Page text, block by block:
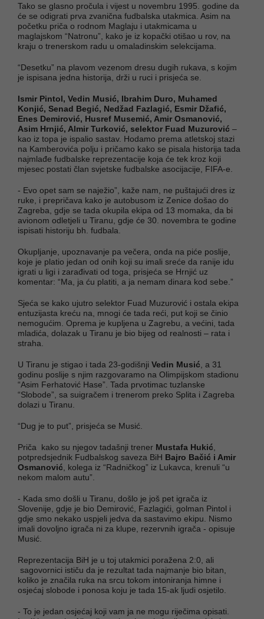
Tako se glasno pročula i vijest u novembru 1995. godine da
će se odigrati prva zvanična fudbalska utakmica. Asim na
početku priča o rodnom Maglaju i utakmicama u
maglajskom “Natronu”, kako je iz kopački otišao u rov, na
kraju o trenerskom radu u omaladinskim selekcijama.
“Desetku” na plavom vezenom dresu dugih rukava, s kojim
je ispisana jedna historija, drži u ruci i prisjeća se.
Ismir Pintol, Vedin Musić, Ibrahim Duro, Muhamed
Konjić, Senad Begić, Nedžad Fazlagić, Esmir Džafić,
Enes Demirović, Husref Musemić, Amir Osmanović,
Asim Hrnjić, Almir Turković, selektor Fuad Muzurović –
kao iz topa je ispalio sastav. Hodamo prema atletskoj stazi
na Kamberovića polju i pričamo kako se pisala historija tada
najmlađe fudbalske reprezentacije koja će tek kroz koji
mjesec postati član svjetske fudbalske asocijacije, FIFA-e.
- Evo opet sam se naježio”, kaže nam, ne puštajući dres iz
ruke, i prepričava kako je autobusom iz Zenice došao do
Zagreba, gdje se tada okupila ekipa od 13 momaka, da bi
avionom odletjeli u Tiranu, gdje će 30. novembra te godine
ispisati historiju bh. fudbala.
Okupljanje, upoznavanje pa večera, onda na piće poslije,
koje je platio jedan od onih koji su imali sreće da ranije idu
igrati u ligi i zarađivati od toga, prisjeća se Hrnjić uz
komentar: “Ma, ja ću platiti, a ja nemam dinara kod sebe.”
Sjeća se kako ujutro selektor Fuad Muzurović i ostala ekipa
entuzijasta kreću na, mnogi će tada reći, put koji se činio
nemogućim. Oprema je kupljena u Zagrebu, a većini, tada
mladića, dolazak u Tiranu je bio bijeg od realnosti – rata i
straha.
U Tiranu je stigao i tada 23-godišnji Vedin Musić , a 31
godinu poslije s njim razgovaramo na Olimpijskom stadionu
“Asim Ferhatović Hase”. Tada prvotimac tuzlanske
“Slobode”, sa suigračem i trenerom preko Splita i Zagreba
dolazi u Tiranu.
“Dug je to put”, prisjeća se Musić.
Priča kako su njegov tadašnji trener Mustafa Hukić
potpredsjednik Fudbalskog saveza BiH Bajro Bačić i Amir
Osmanović , kolega iz “Radničkog” iz Lukavca, krenuli “u
nekom malom autu”.
- Kada smo došli u Tiranu, došlo je još pet igrača iz
Slovenije, gdje je bio Demirović, Fazlagići, golman Pintol i
gdje smo nekako uspjeli jedva da sastavimo ekipu. Nismo
imali dovoljno igrača ni za klupe, rezervnih igrača - opisuje
Musić.
Reprezentacija BiH je u toj utakmici poražena 2:0, ali
sagovornici ističu da je rezultat tada najmanje bio bitan,
koliko je značila ruka na srcu tokom intoniranja himne i
osjećaj slobode i ponosa koju je tada 15-ak ljudi osjetilo.
- To je jedan osjećaj koji vam ja ne mogu riječima opisati.